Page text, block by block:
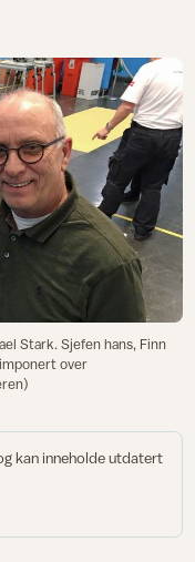
Stark. Sjefen hans, Finn
over
kan inneholde utdatert